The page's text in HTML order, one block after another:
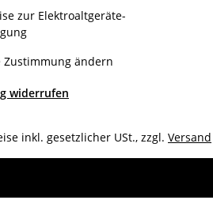
zur Elektroaltgeräte-
Zustimmung ändern
widerrufen
inkl. gesetzlicher USt., zzgl. Versand